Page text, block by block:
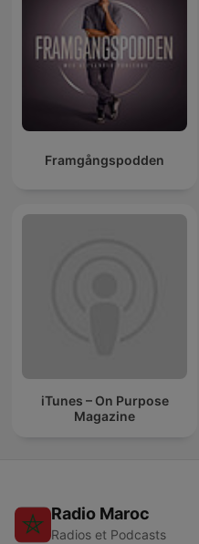
Framgångspodden
iTunes – On Purpose
Magazine
Radio Maroc
Radios et Podcasts